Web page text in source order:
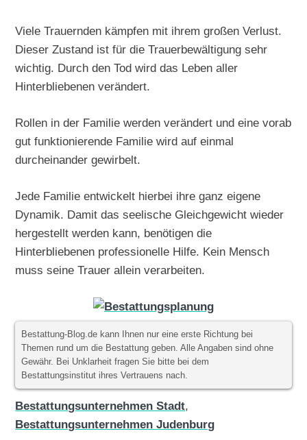
Viele Trauernden kämpfen mit ihrem großen Verlust.
Dieser Zustand ist für die Trauerbewältigung sehr
wichtig. Durch den Tod wird das Leben aller
Hinterbliebenen verändert.
Rollen in der Familie werden verändert und eine vorab
gut funktionierende Familie wird auf einmal
durcheinander gewirbelt.
Jede Familie entwickelt hierbei ihre ganz eigene
Dynamik. Damit das seelische Gleichgewicht wieder
hergestellt werden kann, benötigen die
Hinterbliebenen professionelle Hilfe. Kein Mensch
muss seine Trauer allein verarbeiten.
Bestattung-Blog.de kann Ihnen nur eine erste Richtung bei
Themen rund um die Bestattung geben. Alle Angaben sind ohne
Gewähr. Bei Unklarheit fragen Sie bitte bei dem
Bestattungsinstitut ihres Vertrauens nach.
Bestattungsunternehmen Stadt,
Bestattungsunternehmen Judenburg